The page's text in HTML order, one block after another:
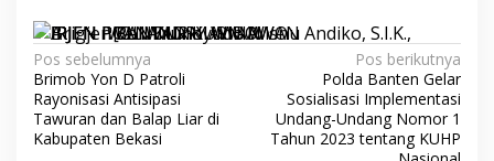
Navigasi
pos
Pos sebelumnya
Brimob Yon D Patroli
Rayonisasi Antisipasi
Tawuran dan Balap Liar di
Kabupaten Bekasi
Pos berikutnya
Polda Banten Gelar
Sosialisasi Implementasi
Undang-Undang Nomor 1
Tahun 2023 tentang KUHP